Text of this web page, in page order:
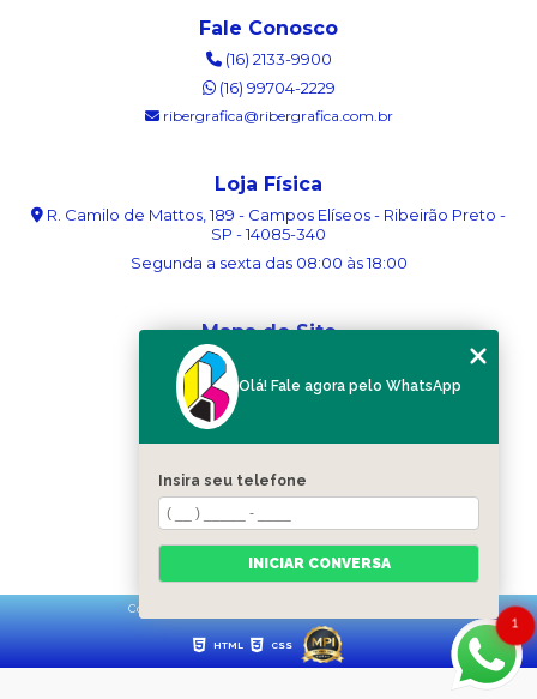
Fale Conosco
(16) 2133-9900
(16) 99704-2229
ribergrafica@ribergrafica.com.br
Loja Física
R. Camilo de Mattos, 189 - Campos Elíseos - Ribeirão Preto -
SP - 14085-340
Segunda a sexta das 08:00 às 18:00
Mapa do Site
Sobre nós
Blog
Categorias
Mapa do site
Copyright © Ribergráfica. (Lei 9610 de 19/02/1998)
HTML CSS
1
Olá! Fale agora pelo WhatsApp
Insira seu telefone
INICIAR CONVERSA